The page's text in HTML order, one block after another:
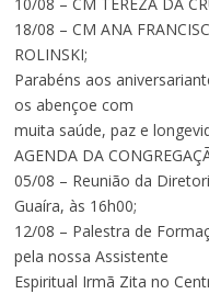
18/08 – CM ANA
ROLINSKI;
Parabéns aos
os abençoe com
muita saúde, paz e
AGENDA DA
05/08 – Reunião da
Guaíra, às 16h00;
12/08 – Palestra de
pela nossa Assistente
Espiritual Irmã Zita no